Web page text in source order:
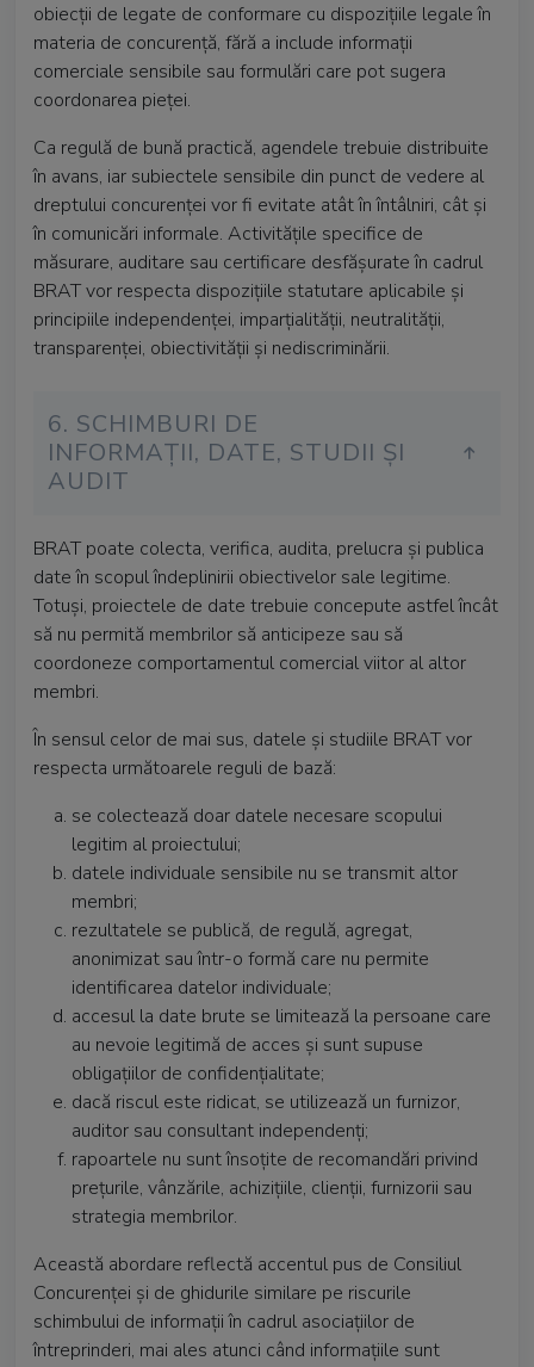
obiecții de legate de conformare cu dispozițiile legale în
materia de concurență, fără a include informații
comerciale sensibile sau formulări care pot sugera
coordonarea pieței.
Ca regulă de bună practică, agendele trebuie distribuite
în avans, iar subiectele sensibile din punct de vedere al
dreptului concurenței vor fi evitate atât în întâlniri, cât și
în comunicări informale. Activitățile specifice de
măsurare, auditare sau certificare desfășurate în cadrul
BRAT vor respecta dispozițiile statutare aplicabile și
principiile independenței, imparțialității, neutralității,
transparenței, obiectivității și nediscriminării.
6. SCHIMBURI DE
INFORMAȚII, DATE, STUDII ȘI
AUDIT
BRAT poate colecta, verifica, audita, prelucra și publica
date în scopul îndeplinirii obiectivelor sale legitime.
Totuși, proiectele de date trebuie concepute astfel încât
să nu permită membrilor să anticipeze sau să
coordoneze comportamentul comercial viitor al altor
membri.
În sensul celor de mai sus, datele și studiile BRAT vor
respecta următoarele reguli de bază:
se colectează doar datele necesare scopului
legitim al proiectului;
datele individuale sensibile nu se transmit altor
membri;
rezultatele se publică, de regulă, agregat,
anonimizat sau într-o formă care nu permite
identificarea datelor individuale;
accesul la date brute se limitează la persoane care
au nevoie legitimă de acces și sunt supuse
obligațiilor de confidențialitate;
dacă riscul este ridicat, se utilizează un furnizor,
auditor sau consultant independenți;
rapoartele nu sunt însoțite de recomandări privind
prețurile, vânzările, achizițiile, clienții, furnizorii sau
strategia membrilor.
Această abordare reflectă accentul pus de Consiliul
Concurenței și de ghidurile similare pe riscurile
schimbului de informații în cadrul asociațiilor de
întreprinderi, mai ales atunci când informațiile sunt